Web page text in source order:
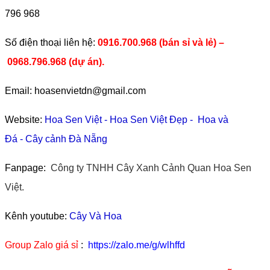
796 968
​Số điện thoại liên hệ: 0916.700.968 (bán sỉ và lẻ) –
0968.796.968 (dự án).
Email: hoasenvietdn@gmail.com
Website: Hoa Sen Việt- Hoa Sen Việt Đẹp - Hoa và
Đá - Cây cảnh Đà Nẵng
Fanpage: Công ty TNHH Cây Xanh Cảnh Quan Hoa Sen
Việt.
Kênh youtube: Cây Và Hoa
Group Zalo giá sỉ : https://zalo.me/g/wlhffd